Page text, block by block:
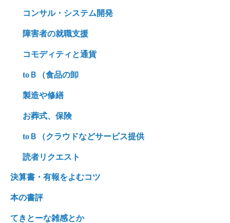
コンサル・システム開発
障害者の就職支援
コモディティと通貨
toＢ（食品の卸
製造や修繕
お葬式、保険
toＢ（クラウドなどサービス提供
読者リクエスト
決算書・有報をよむコツ
本の書評
てきとーな雑感とか